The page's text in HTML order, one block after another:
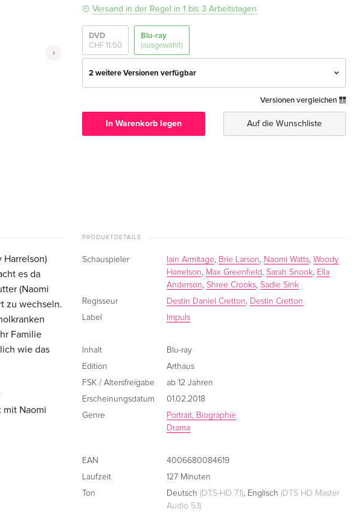
›
Versand in der Regel in 1 bis 3 Arbeitstagen
DVD
CHF 11.50
Blu-ray
(ausgewählt)
2 weitere Versionen verfügbar
Deutsch
CHF 12.50
Versionen vergleichen
In Warenkorb legen Auf die Wunschliste
Harrelson)
es da
(Naomi
zu wechseln.
Familie
wie das
mit Naomi
PRODUKTDETAILS
Schauspieler Iain Armitage, Brie Larson, Naomi Watts,Woody
Harrelson, Max Greenfield ,Sarah Snook, Ella
Anderson,Shree Crooks,Sadie Sink
Regisseur
Destin Daniel Cretton, Destin Cretton
Label
Impuls
Inhalt
Blu-ray
Edition
Arthaus
FSK / Altersfreigabe
ab 12 Jahren
Erscheinungsdatum
01.02.2018
Genre
Portrait, Biographie
Drama
EAN
4006680084619
Laufzeit
127 Minuten
Ton
Deutsch (DTS-HD 7.1), Englisch (DTS HD Master
Audio 5.1)